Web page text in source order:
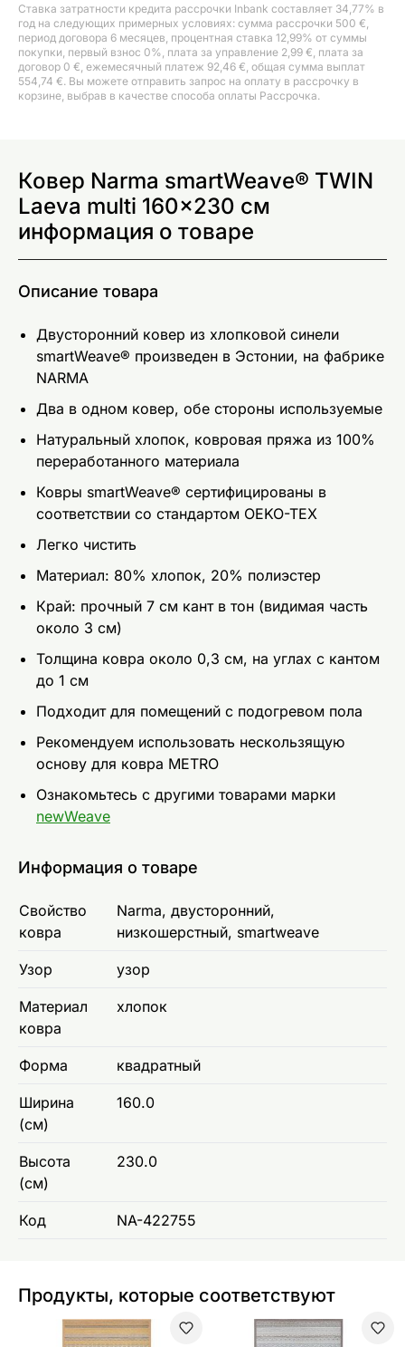
Ставка затратности кредита рассрочки Inbank составляет 34,77% в
год на следующих примерных условиях: сумма рассрочки 500 €,
период договора 6 месяцев, процентная ставка 12,99% от суммы
покупки, первый взнос 0%, плата за управление 2,99 €, плата за
договор 0 €, ежемесячный платеж 92,46 €, общая сумма выплат
554,74 €. Вы можете отправить запрос на оплату в рассрочку в
корзине, выбрав в качестве способа оплаты Рассрочка.
Ковер Narma smartWeave® TWIN
Laeva multi 160x230 см
информация о товаре
Описание товара
Двусторонний ковер из хлопковой синели
smartWeave® произведeн в Эстонии, на фабрике
NARMA
Два в одном ковер, обе стороны используемые
Натуральный хлопок, ковровая пряжа из 100%
переработанного материала
Ковры smartWeave® сертифицированы в
соответствии со стандартом OEKO-TEX
Легко чистить
Mатериал: 80% хлопок, 20% полиэстер
Край: прочный 7 см кант в тон (видимая часть
около 3 см)
Толщина ковра около 0,3 см, на углах с кантом
до 1 см
Подходит для помещений с подогревом пола
Рекомендуем использовать нескользящую
основу для ковра METRO
Ознакомьтесь с другими товарами марки
newWeave
Информация о товаре
Свойство
ковра
Narma, двусторонний,
низкошерстный, smartweave
Узор узор
Материал
ковра
хлопок
Форма квадратный
Ширина
(см)
160.0
Высота
(см)
230.0
Код NA-422755
Продукты, которые соответствуют